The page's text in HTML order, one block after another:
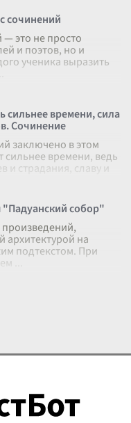
сочинений
— это не просто
и поэтов, но и
ученика выразить
сильнее времени, сила
Сочинение
заключено в этом
сильнее времени, ведь
и страдания, славу и
"Падуанский собор"
архитектурой на
подтекстом. При